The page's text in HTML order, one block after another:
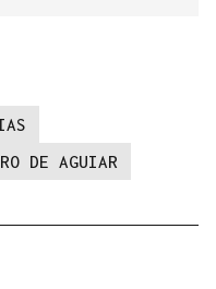
DE AGUIAR